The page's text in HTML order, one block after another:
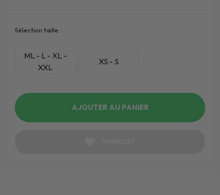
Sélection taille :
ML - L - XL -
XXL
XS - S
AJOUTER AU PANIER